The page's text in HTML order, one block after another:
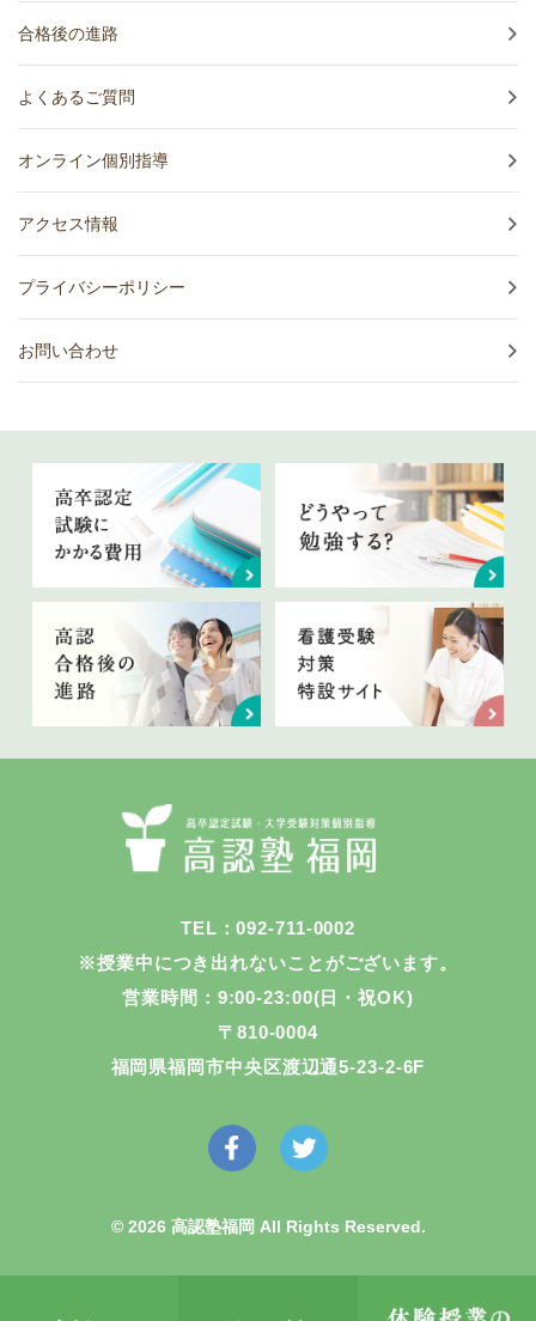
合格後の進路
よくあるご質問
オンライン個別指導
アクセス情報
プライバシーポリシー
お問い合わせ
TEL：092-711-0002
※授業中につき出れないことがございます。
営業時間：9:00-23:00(日・祝OK)
〒810-0004
福岡県福岡市中央区渡辺通5-23-2-6F
© 2026 高認塾福岡 All Rights Reserved.